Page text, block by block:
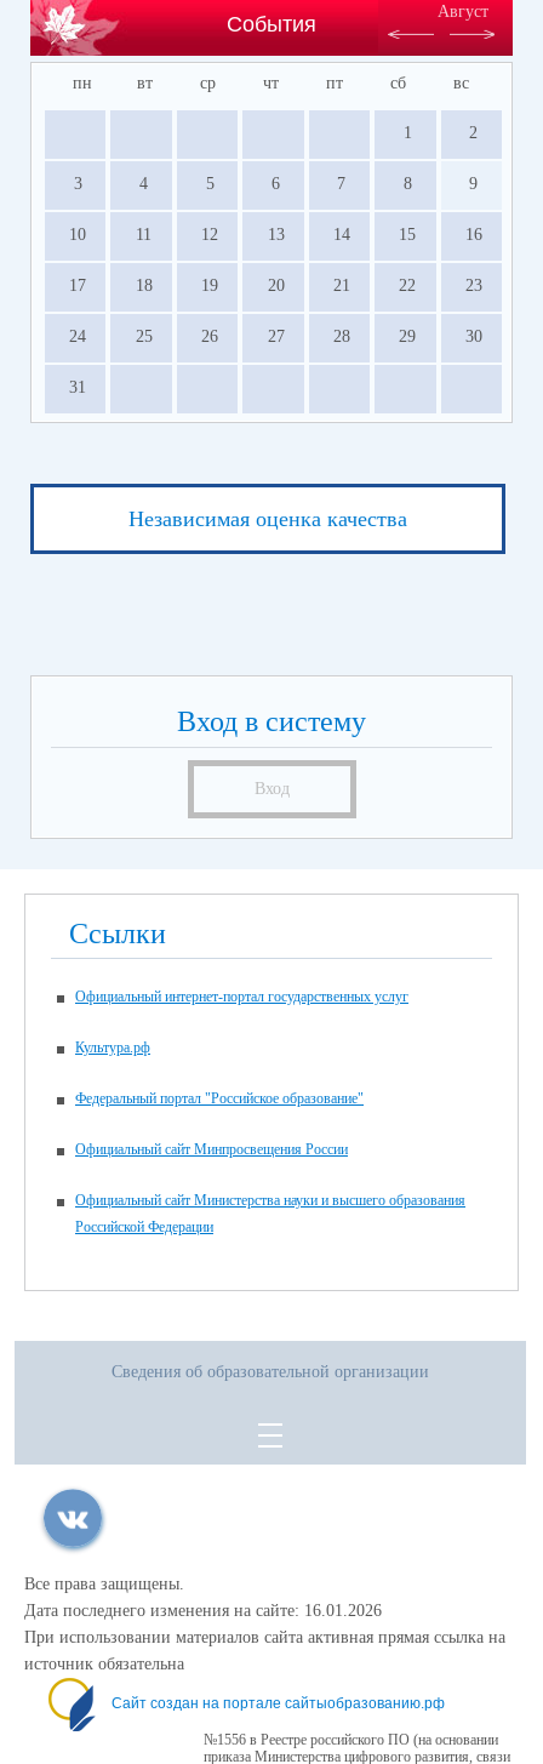
События
Август
пн вт ср чт пт сб вс
1 2
3 4 5 6 7 8 9
10 11 12 13 14 15 16
17 18 19 20 21 22 23
24 25 26 27 28 29 30
31
Независимая оценка качества
Вход в систему
Вход
Ссылки
Официальный интернет-портал государственных услуг
Культура.рф
Федеральный портал "Российское образование"
Официальный сайт Минпросвещения России
Официальный сайт Министерства науки и высшего образования
Российской Федерации
Сведения об образовательной организации
Все права защищены.
Дата последнего изменения на сайте: 16.01.2026
При использовании материалов сайта активная прямая ссылка на
источник обязательна
Сайт создан на портале сайтыобразованию.рф
№1556 в Реестре российского ПО (на основании
приказа Министерства цифрового развития, связи